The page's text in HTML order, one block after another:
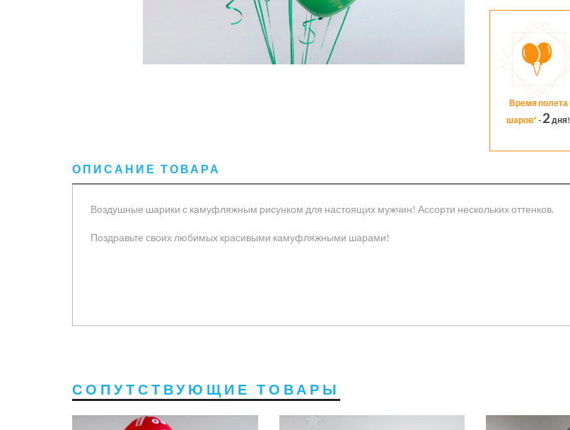
Время полета
шаров*- 2 дня!
ОПИСАНИЕ ТОВАРА
Воздушные шарики с камуфляжным рисунком для настоящих мужчин! Ассорти нескольких оттенков.
Поздравьте своих любимых красивыми камуфляжными шарами!
СОПУТСТВУЮЩИЕ ТОВАРЫ